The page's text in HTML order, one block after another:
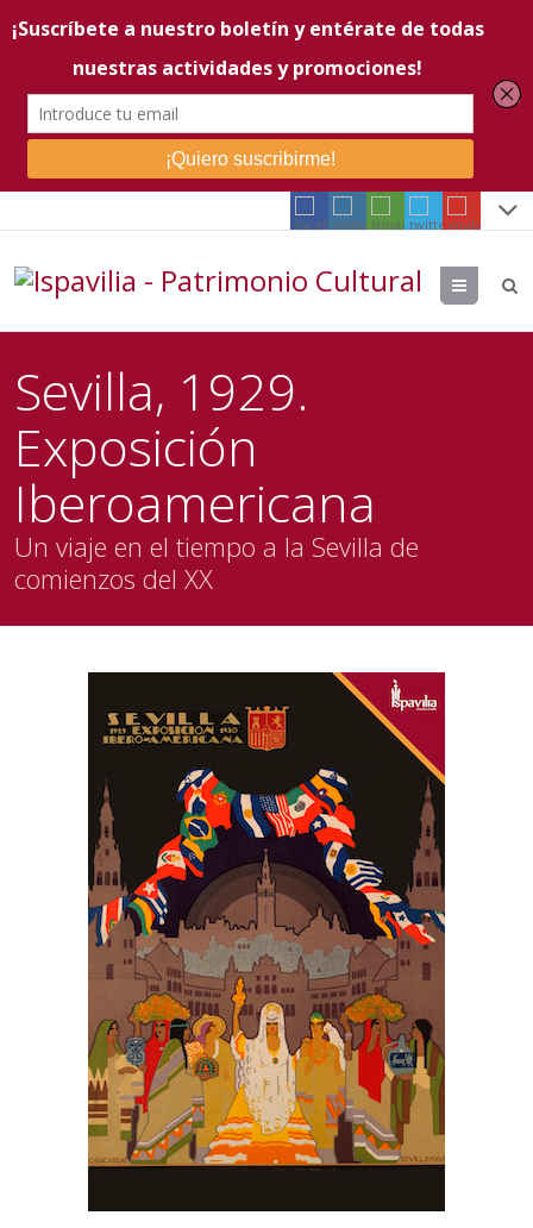
Menu
Sevilla, 1929.
Exposición
Iberoamericana
Un viaje en el tiempo a la Sevilla de
comienzos del XX